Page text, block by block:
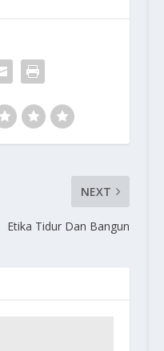
NEXT
Etika Tidur Dan Bangun